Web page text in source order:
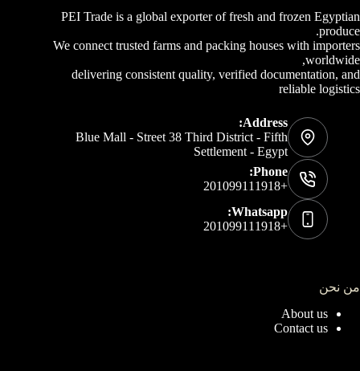
PEI Trade is a global exporter of fresh and frozen Egyptian
produce.
We connect trusted farms and packing houses with importers
worldwide,
delivering consistent quality, verified documentation, and
reliable logistics
Address:
Blue Mall - Street 38 Third District - Fifth
Settlement - Egypt
Phone:
+201099111918
Whatsapp:
+201099111918
من نحن
About us
Contact us